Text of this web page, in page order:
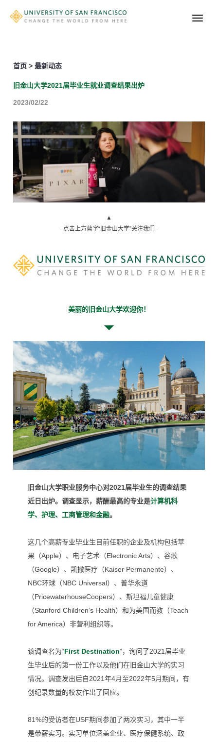
首页 > 最新动态
旧金山大学2021届毕业生就业调查结果出炉
2023/02/22
▲
- 点击上方蓝字“旧金山大学”关注我们 -
美丽的旧金山大学欢迎你！
旧金山大学职业服务中心对2021届毕业生的调查结果
近日出炉。调查显示，薪酬最高的专业是计算机科
学、护理、工商管理和金融。
这几个高薪专业毕业生目前任职的企业及机构包括苹
果（Apple）、电子艺术（Electronic Arts）、谷歌
（Google）、凯撒医疗（Kaiser Permanente）、
NBC环球（NBC Universal）、普华永道
（PricewaterhouseCoopers）、斯坦福儿童健康
（Stanford Children’s Health）和为美国而教（Teach
for America）非营利组织等。
该调查名为“First Destination”， 询问了2021届毕业
生毕业后的第一份工作以及他们在旧金山大学的实习
情况。调查发出后自2021年4月至2022年5月期间，有
创纪录数量的校友作出了回应。
81%的受访者在USF期间参加了两次实习，其中一半
是带薪实习。实习单位涵盖企业、医疗保健系统、政